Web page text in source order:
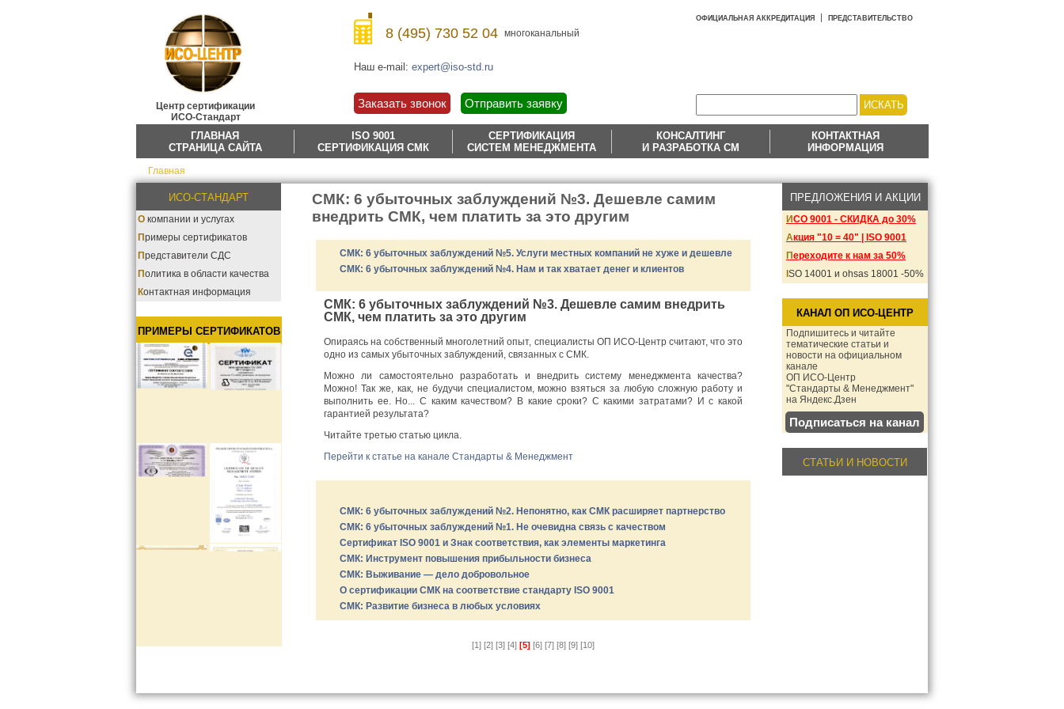
Центр сертификации
ИСО-Стандарт
8 (495) 730 52 04 многоканальный
Наш e-mail: expert@iso-std.ru
Заказать звонок Отправить заявку
ОФИЦИАЛЬНАЯ АККРЕДИТАЦИЯ ПРЕДСТАВИТЕЛЬСТВО
ГЛАВНАЯ
СТРАНИЦА САЙТА
ISO 9001
СЕРТИФИКАЦИЯ СМК
СЕРТИФИКАЦИЯ
СИСТЕМ МЕНЕДЖМЕНТА
КОНСАЛТИНГ
И РАЗРАБОТКА СМ
КОНТАКТНАЯ
ИНФОРМАЦИЯ
Главная
ИСО-СТАНДАРТ
О компании и услугах
Примеры сертификатов
Представители СДС
Политика в области качества
Контактная информация
ПРИМЕРЫ СЕРТИФИКАТОВ
СМК: 6 убыточных заблуждений №3. Дешевле самим
внедрить СМК, чем платить за это другим
СМК: 6 убыточных заблуждений №5. Услуги местных компаний не хуже и дешевле
СМК: 6 убыточных заблуждений №4. Нам и так хватает денег и клиентов
СМК: 6 убыточных заблуждений №3. Дешевле самим внедрить
СМК, чем платить за это другим
Опираясь на собственный многолетний опыт, специалисты ОП ИСО-Центр считают, что это
одно из самых убыточных заблуждений, связанных с СМК.
Можно ли самостоятельно разработать и внедрить систему менеджмента качества?
Можно! Так же, как, не будучи специалистом, можно взяться за любую сложную работу и
выполнить ее. Но... С каким качеством? В какие сроки? С какими затратами? И с какой
гарантией результата?
Читайте третью статью цикла.
Перейти к статье на канале Стандарты & Менеджмент
СМК: 6 убыточных заблуждений №2. Непонятно, как СМК расширяет партнерство
СМК: 6 убыточных заблуждений №1. Не очевидна связь с качеством
Сертификат ISO 9001 и Знак соответствия, как элементы маркетинга
СМК: Инструмент повышения прибыльности бизнеса
СМК: Выживание — дело добровольное
О сертификации СМК на соответствие стандарту ISO 9001
СМК: Развитие бизнеса в любых условиях
[1] [2] [3] [4] [5] [6] [7] [8] [9] [10]
ПРЕДЛОЖЕНИЯ И АКЦИИ
ИСО 9001 - СКИДКА до 30%
Акция "10 = 40" | ISO 9001
Переходите к нам за 50%
ISO 14001 и ohsas 18001 -50%
КАНАЛ ОП ИСО-ЦЕНТР
Подпишитесь и читайте
тематические статьи и
новости на официальном
канале
ОП ИСО-Центр
"Стандарты & Менеджмент"
на Яндекс.Дзен
Подписаться на канал
СТАТЬИ И НОВОСТИ